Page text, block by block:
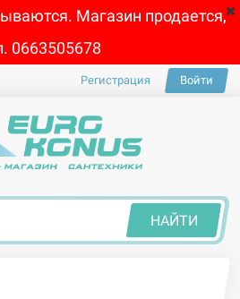
Магазин продается,
0663505678
Регистрация Войти
НАЙТИ